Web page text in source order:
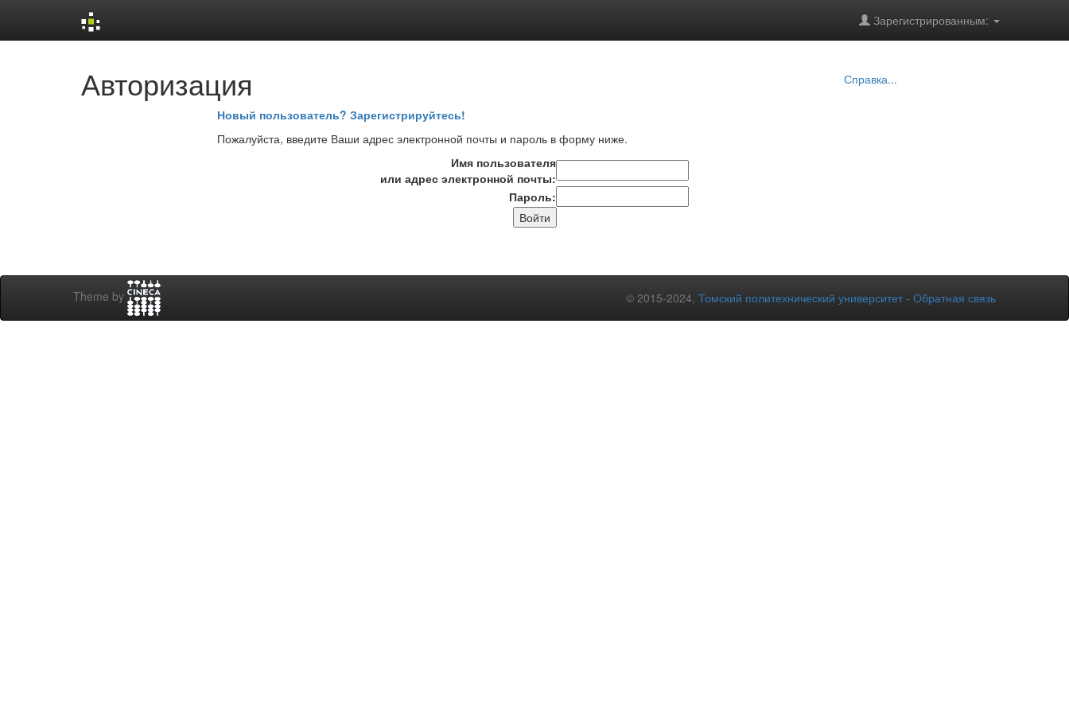
Зарегистрированным:
Авторизация Справка...
Новый пользователь? Зарегистрируйтесь!
Пожалуйста, введите Ваши адрес электронной почты и пароль в форму ниже.
Имя пользователя
или адрес электронной почты:
Пароль:
Theme by © 2015-2024, Томский политехнический университет - Обратная связь